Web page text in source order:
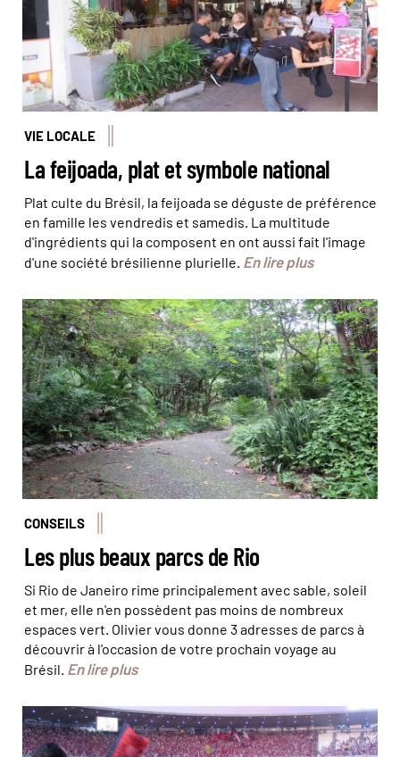
VIE LOCALE
La feijoada, plat et symbole national
Plat culte du Brésil, la feijoada se déguste de préférence
en famille les vendredis et samedis. La multitude
d'ingrédients qui la composent en ont aussi fait l'image
d'une société brésilienne plurielle. En lire plus
Un petit air de forêt tropicale en pleine ville © Olivier
Bodart (@BeatIt!)
CONSEILS
Les plus beaux parcs de Rio
Si Rio de Janeiro rime principalement avec sable, soleil
et mer, elle n'en possèdent pas moins de nombreux
espaces vert. Olivier vous donne 3 adresses de parcs à
découvrir à l'occasion de votre prochain voyage au
Brésil. En lire plus
Dans les tribunes du Maracana à Rio de Janeiro © Julien
Monnerie